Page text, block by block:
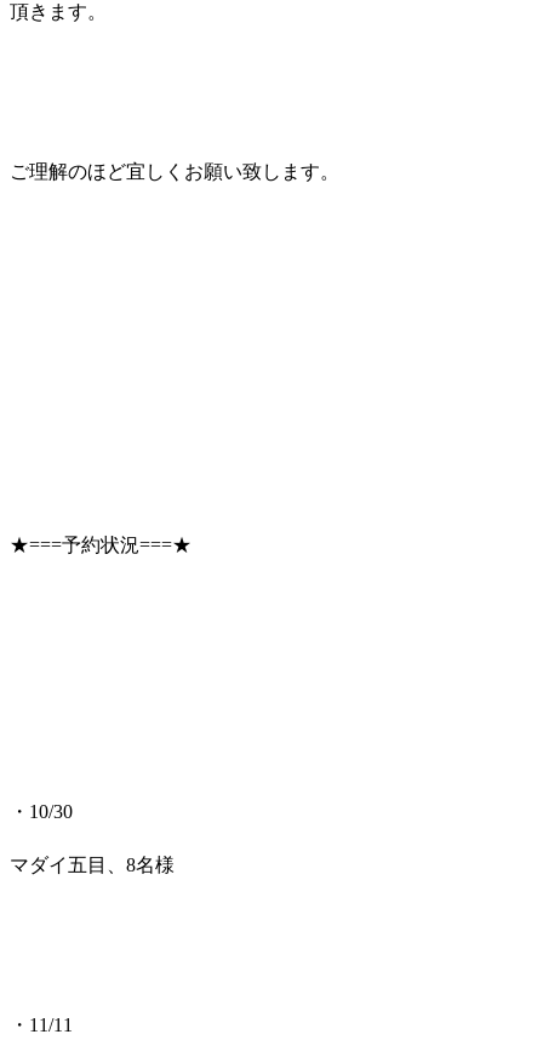
頂きます。
ご理解のほど宜しくお願い致します。
★===予約状況===★
・10/30
マダイ五目、8名様
・11/11